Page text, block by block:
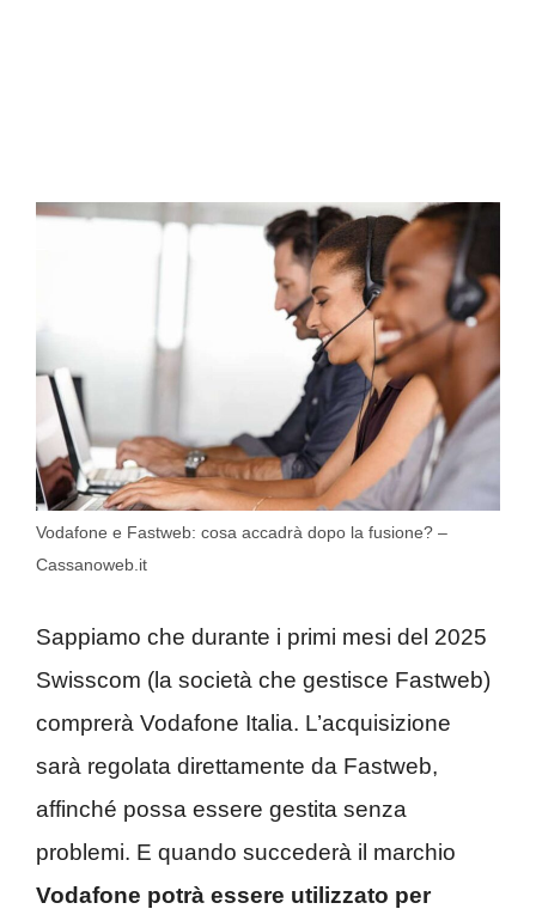
Vodafone e Fastweb: cosa accadrà dopo la fusione? –
Cassanoweb.it
Sappiamo che durante i primi mesi del 2025
Swisscom (la società che gestisce Fastweb)
comprerà Vodafone Italia. L’acquisizione
sarà regolata direttamente da Fastweb,
affinché possa essere gestita senza
problemi. E quando succederà il marchio
Vodafone potrà essere utilizzato per